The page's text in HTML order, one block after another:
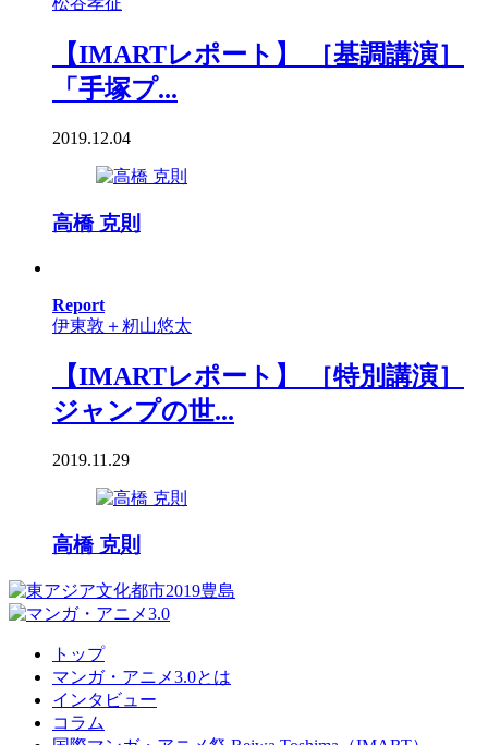
【IMARTレポート】 ［基調講演］
「手塚プ...
2019.12.04
高橋 克則
Report
伊東敦＋籾山悠太
【IMARTレポート】 ［特別講演］
ジャンプの世...
2019.11.29
高橋 克則
トップ
マンガ・アニメ3.0とは
インタビュー
コラム